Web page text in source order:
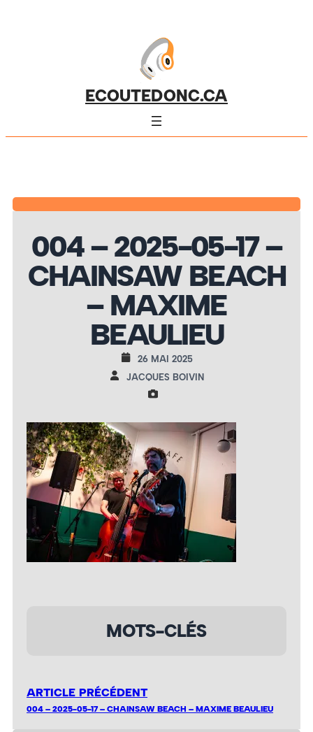
ECOUTEDONC.CA
004 – 2025-05-17 –
CHAINSAW BEACH
– MAXIME
BEAULIEU
26 MAI 2025
JACQUES BOIVIN
MOTS-CLÉS
ARTICLE PRÉCÉDENT
004 – 2025-05-17 – CHAINSAW BEACH – MAXIME BEAULIEU